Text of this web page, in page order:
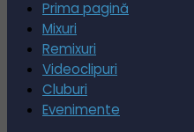
Prima pagină
Mixuri
Remixuri
Videoclipuri
Cluburi
Evenimente